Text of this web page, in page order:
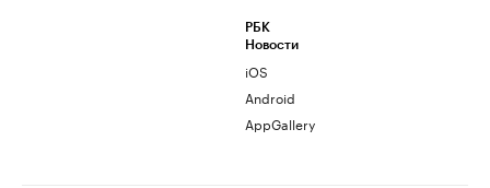
РБК
Новости
iOS
Android
AppGallery